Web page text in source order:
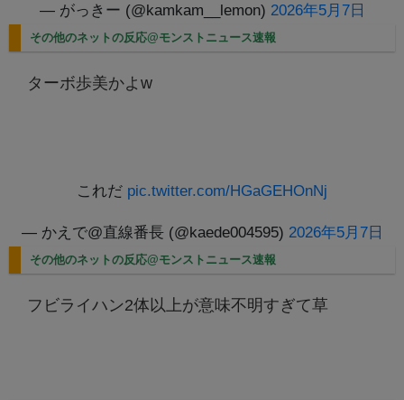
— がっきー (@kamkam__lemon) 2026年5月7日
その他のネットの反応@モンストニュース速報
ターボ歩美かよw
これだ pic.twitter.com/HGaGEHOnNj
— かえで@直線番長 (@kaede004595) 2026年5月7日
その他のネットの反応@モンストニュース速報
フビライハン2体以上が意味不明すぎて草